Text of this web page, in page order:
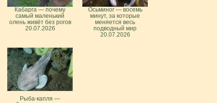
Кабарга — почему
самый маленький
олень живёт без рогов
20.07.2026
Осьминог — восемь
минут, за которые
меняется весь
подводный мир
20.07.2026
Рыба-капля —